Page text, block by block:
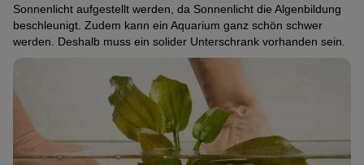
Sonnenlicht aufgestellt werden, da Sonnenlicht die Algenbildung
beschleunigt. Zudem kann ein Aquarium ganz schön schwer
werden. Deshalb muss ein solider Unterschrank vorhanden sein.